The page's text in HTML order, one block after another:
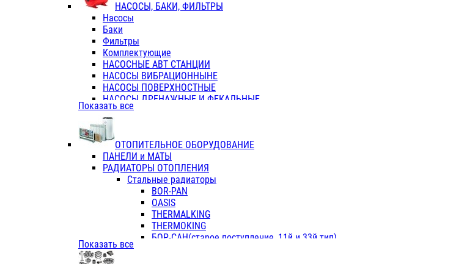
ТРОЙНИКИ ПЕРЕХОДНЫЕ / СОЕДИНИТЕЛЬНЫЕ
ТРОЙНИКИ С ВНУТРЕННЕЙ РЕЗЬБОЙ
КОЛЬЦА РЕЗИНОВЫЕ
ТРУБЫ НАПОРНЫЕ
ТРУБЫ ГОФРИРОВАННЫЕ ДВУХСЛ.
ТРУБЫ ПОЛИЭТИЛЕНОВЫЕ
НАСОСЫ, БАКИ, ФИЛЬТРЫ
Насосы
Баки
Фильтры
Комплектующие
НАСОСНЫЕ АВТ СТАНЦИИ
НАСОСЫ ВИБРАЦИОННЫНЕ
НАСОСЫ ПОВЕРХНОСТНЫЕ
НАСОСЫ ДРЕНАЖНЫЕ И ФЕКАЛЬНЫЕ
НАСОСЫ ПОВЫСИТ и ЦИРКУЛЯЦИОННЫЕ
НАСОСЫ СКВАЖИННЫЕ
Показать все
ОТОПИТЕЛЬНОЕ ОБОРУДОВАНИЕ
ПАНЕЛИ и МАТЫ
РАДИАТОРЫ ОТОПЛЕНИЯ
Стальные радиаторы
BOR-PAN
OASIS
THERMALKING
THERMOKING
БОР-САН(старое поступление, 11й и 33й тип)
Показать все